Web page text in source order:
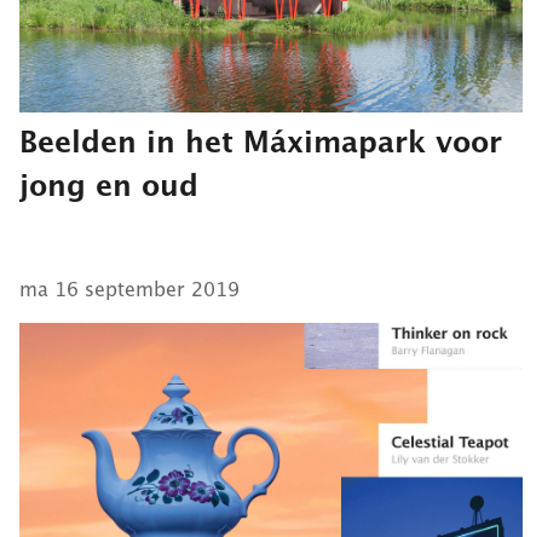
Beelden in het Máximapark voor
jong en oud
ma 16 september 2019